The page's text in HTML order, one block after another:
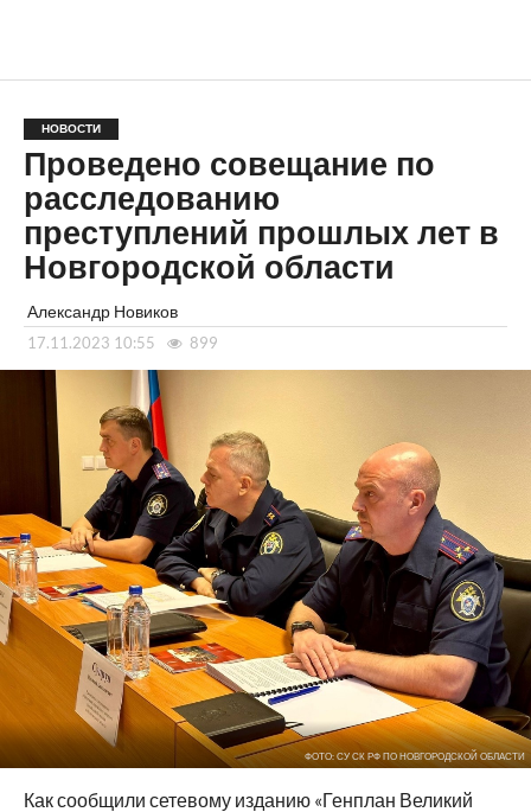
НОВОСТИ
Проведено совещание по
расследованию
преступлений прошлых лет в
Новгородской области
Александр Новиков
17.11.2023 10:55 899
ФОТО: СУ СК РФ ПО НОВГОРОДСКОЙ ОБЛАСТИ
Как сообщили сетевому изданию «Генплан Великий